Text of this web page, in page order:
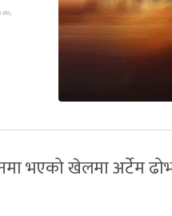
भएको खेलमा अर्टेम